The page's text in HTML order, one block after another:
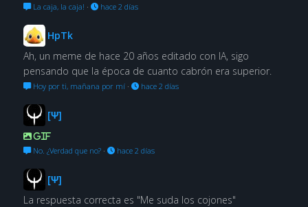
La caja, la caja! · hace 2 días
HpTk
Ah, un meme de hace 20 años editado con IA, sigo
pensando que la época de cuanto cabrón era superior.
Hoy por ti, mañana por mí· hace 2 días
[Ψ]
GIF
No. ¿Verdad que no?· hace 2 días
[Ψ]
La respuesta correcta es "Me suda los cojones"